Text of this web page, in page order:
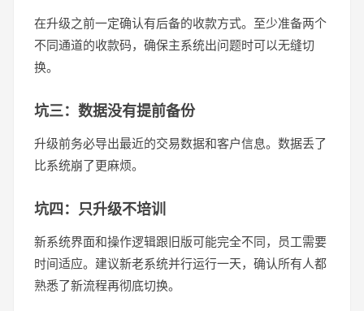
在升级之前一定确认有后备的收款方式。至少准备两个
不同通道的收款码，确保主系统出问题时可以无缝切
换。
坑三：数据没有提前备份
升级前务必导出最近的交易数据和客户信息。数据丢了
比系统崩了更麻烦。
坑四：只升级不培训
新系统界面和操作逻辑跟旧版可能完全不同，员工需要
时间适应。建议新老系统并行运行一天，确认所有人都
熟悉了新流程再彻底切换。